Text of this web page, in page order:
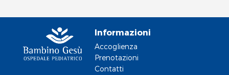
Informazioni
Accoglienza
Prenotazioni
Contatti